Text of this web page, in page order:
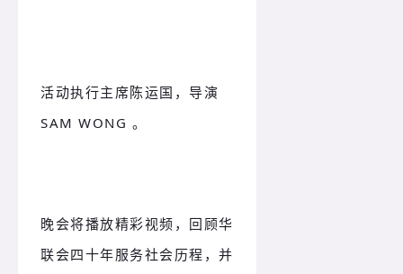
活动执行主席陈运国，导演
SAM WONG 。
晚会将播放精彩视频，回顾华
联会四十年服务社会历程，并